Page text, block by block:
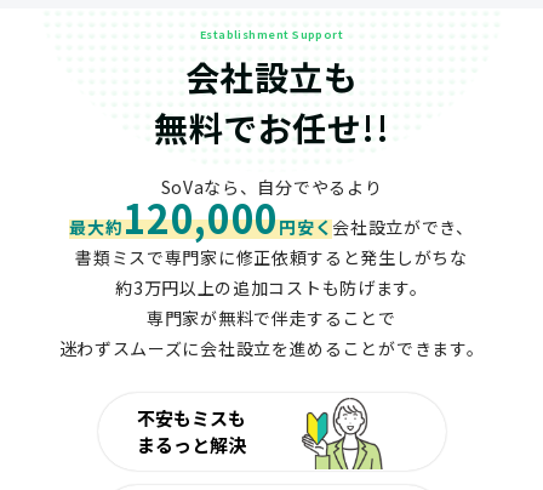
Establishment Support
会社設立も
無料でお任せ!!
SoVaなら、自分でやるより
最大約120,000円安く会社設立ができ、
書類ミスで専門家に修正依頼すると発生しがちな
約3万円以上の追加コストも防げます。
専門家が無料で伴走することで
迷わずスムーズに会社設立を進めることができます。
不安もミスも
まるっと解決